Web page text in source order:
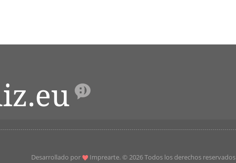
Desarrollado por Imprearte. © 2026 Todos los derechos reservados